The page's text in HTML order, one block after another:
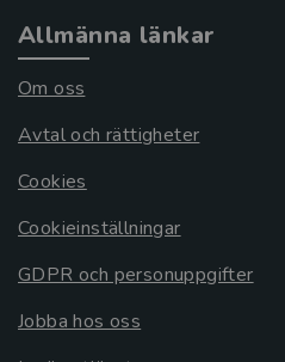
Allmänna länkar
Om oss
Avtal och rättigheter
Cookies
Cookieinställningar
GDPR och personuppgifter
Jobba hos oss